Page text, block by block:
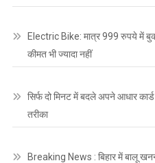
Electric Bike: मात्र 999 रुपये में
कीमत भी ज्यादा नहीं
सिर्फ दो मिनट में बदले अपने आधार
तरीका
Breaking News : बिहार में बालू